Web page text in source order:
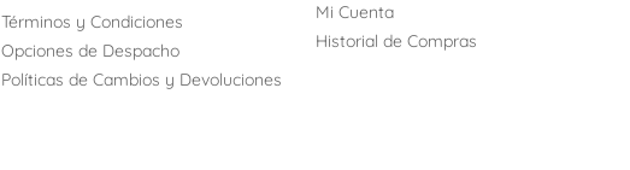
Términos y Condiciones
Opciones de Despacho
Políticas de Cambios y Devoluciones
Mi Cuenta
Historial de Compras